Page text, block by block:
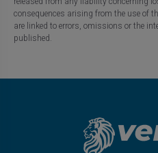
consequences arising from the use of
are linked to errors, omissions or the
published.